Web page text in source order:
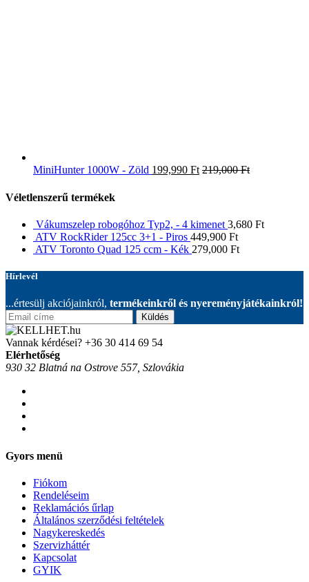
MiniHunter 1000W - Zöld 199,990 Ft 219,000Ft
Véletlenszerű termékek
Vákumszelep robogóhoz Typ2, - 4 kimenet 3,680 Ft
ATV RockRider 125cc 3+1 - Piros 449,900 Ft
ATV Toronto Quad 125 ccm - Kék 279,000 Ft
Hírlevél
...értesülj akciójainkról, termékeinkről és nyereményjátékainkról!
Küldés
Vannak kérdései? +36 30 414 69 54
Elérhetőség
930 32 Blatná na Ostrove 557, Szlovákia
Gyors menü
Fiókom
Rendeléseim
Reklamációs űrlap
Általános szerződési feltételek
Nagykereskedés
Szervizháttér
Kapcsolat
GYIK